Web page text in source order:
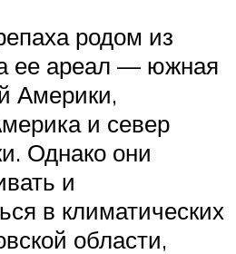
родом из
ее ареал — южная
Америки,
и север
Однако они
и
в климатических
области,